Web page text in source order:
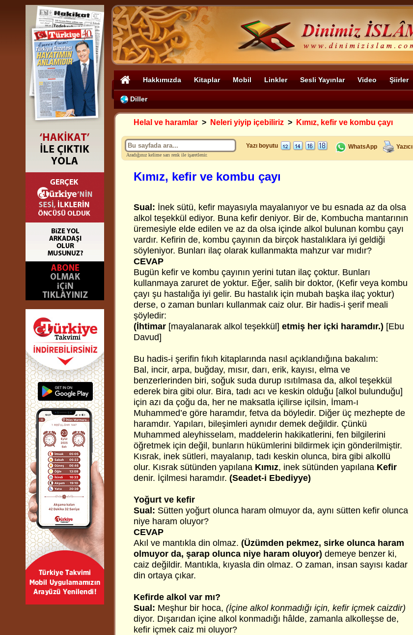
Hakkımızda Kitaplar Mobil Linkler Sesli Yayınlar Video Şiirler
Diller
Helal ve haramlar > Neleri yiyip içebiliriz > Kımız, kefir ve kombu çayı
Aradığınız kelime sarı renk ile işaretlenir.
Yazı boyutu WhatsApp Yazıcı
Kımız, kefir ve kombu çayı
Sual: İnek sütü, kefir mayasıyla mayalanıyor ve bu esnada az da olsa
alkol teşekkül ediyor. Buna kefir deniyor. Bir de, Kombucha mantarının
üremesiyle elde edilen ve az da olsa içinde alkol bulunan kombu çayı
vardır. Kefirin de, kombu çayının da birçok hastalıklara iyi geldiği
söyleniyor. Bunları ilaç olarak kullanmakta mahzur var mıdır?
CEVAP
Bugün kefir ve kombu çayının yerini tutan ilaç çoktur. Bunları
kullanmaya zaruret de yoktur. Eğer, salih bir doktor, (Kefir veya kombu
çayı şu hastalığa iyi gelir. Bu hastalık için mubah başka ilaç yoktur)
derse, o zaman bunları kullanmak caiz olur. Bir hadis-i şerif meali
şöyledir:
(İhtimar [mayalanarak alkol teşekkül] etmiş her içki haramdır.) [Ebu
Davud]
Bu hadis-i şerifin fıkıh kitaplarında nasıl açıklandığına bakalım:
Bal, incir, arpa, buğday, mısır, darı, erik, kayısı, elma ve
benzerlerinden biri, soğuk suda durup ısıtılmasa da, alkol teşekkül
ederek bira gibi olur. Bira, tadı acı ve keskin olduğu [alkol bulunduğu]
için azı da çoğu da, her ne maksatla içilirse içilsin, İmam-ı
Muhammed’e göre haramdır, fetva da böyledir. Diğer üç mezhepte de
haramdır. Yapıları, bileşimleri aynıdır demek değildir. Çünkü
Muhammed aleyhisselam, maddelerin hakikatlerini, fen bilgilerini
öğretmek için değil, bunların hükümlerini bildirmek için gönderilmiştir.
Kısrak, inek sütleri, mayalanıp, tadı keskin olunca, bira gibi alkollü
olur. Kısrak sütünden yapılana Kımız, inek sütünden yapılana Kefir
denir. İçilmesi haramdır. (Seadet-i Ebediyye)
Yoğurt ve kefir
Sual: Sütten yoğurt olunca haram olmuyor da, aynı sütten kefir olunca
niye haram oluyor?
CEVAP
Akıl ve mantıkla din olmaz. (Üzümden pekmez, sirke olunca haram
olmuyor da, şarap olunca niye haram oluyor) demeye benzer ki,
caiz değildir. Mantıkla, kıyasla din olmaz. O zaman, insan sayısı kadar
din ortaya çıkar.
Kefirde alkol var mı?
Sual: Meşhur bir hoca, (İçine alkol konmadığı için, kefir içmek caizdir)
diyor. Dışarıdan içine alkol konmadığı hâlde, zamanla alkolleşse de,
kefir içmek caiz mi oluyor?